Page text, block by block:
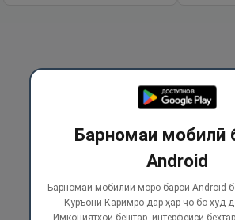
Барномаи мобилӣ
Android
Барномаи мобилии моро барои Android
Қуръони Каримро дар ҳар ҷо бо худ
Имкониятҳои бештар, интерфейси